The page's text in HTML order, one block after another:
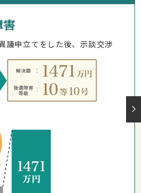
議申立てをした後、示談交渉